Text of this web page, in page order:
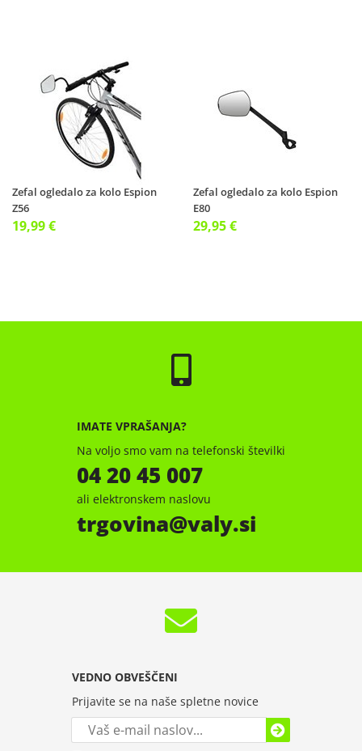
Zefal ogledalo za kolo Espion
Z56
19,99 €
Zefal ogledalo za kolo Espion
E80
29,95 €
IMATE VPRAŠANJA?
Na voljo smo vam na telefonski številki
04 20 45 007
ali elektronskem naslovu
trgovina valy.si
VEDNO OBVEŠČENI
Prijavite se na naše spletne novice